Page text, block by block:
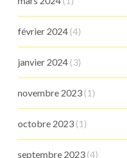
février 2024 (4)
janvier 2024 (3)
novembre 2023 (1)
octobre 2023 (1)
septembre 2023 (4)